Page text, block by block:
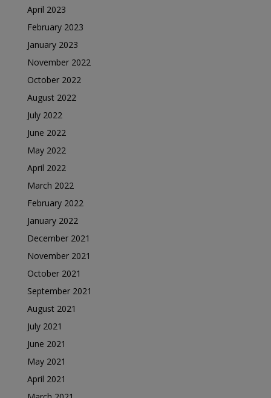
April 2023
February 2023
January 2023
November 2022
October 2022
August 2022
July 2022
June 2022
May 2022
April 2022
March 2022
February 2022
January 2022
December 2021
November 2021
October 2021
September 2021
August 2021
July 2021
June 2021
May 2021
April 2021